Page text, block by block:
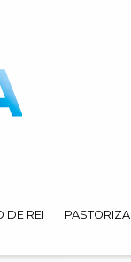
DE REI PASTORIZA